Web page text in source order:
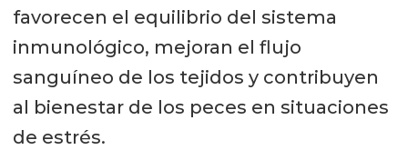
favorecen el equilibrio del sistema
inmunológico, mejoran el flujo
sanguíneo de los tejidos y contribuyen
al bienestar de los peces en situaciones
de estrés.